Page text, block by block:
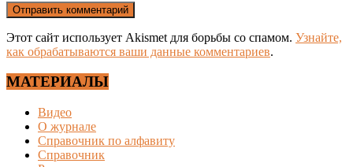
Этот сайт использует Akismet для борьбы со спамом. Узнайте,
как обрабатываются ваши данные комментариев.
МАТЕРИАЛЫ
Видео
О журнале
Справочник по алфавиту
Справочник